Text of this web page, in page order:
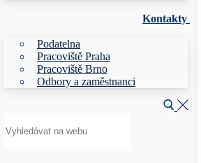
Kontakty
Podatelna
Pracoviště Praha
Pracoviště Brno
Odbory a zaměstnanci